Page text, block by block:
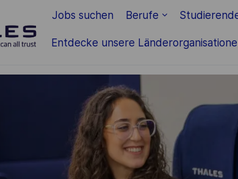
Jobs suchen Berufe
Entdecke unsere